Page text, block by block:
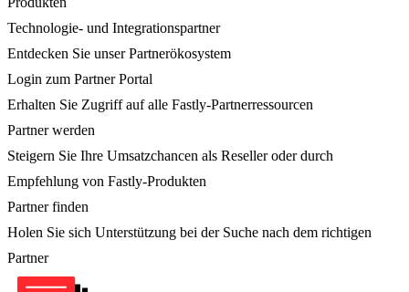
Technologie- und Integrationspartner
Entdecken Sie unser Partnerökosystem
Login zum Partner Portal
Erhalten Sie Zugriff auf alle Fastly-Partnerressourcen
Partner werden
Steigern Sie Ihre Umsatzchancen als Reseller oder durch
Empfehlung von Fastly-Produkten
Partner finden
Holen Sie sich Unterstützung bei der Suche nach dem richtigen
Partner